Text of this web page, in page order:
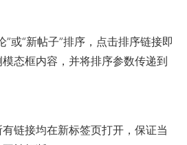
”或“新帖子”排序，点击排序链接即
态框内容，并将排序参数传递到
链接均在新标签页打开，保证当